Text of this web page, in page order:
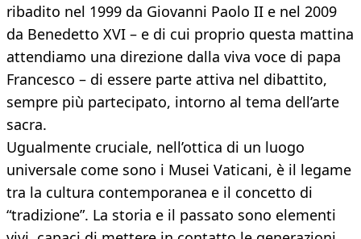
ribadito nel 1999 da Giovanni Paolo II e nel 2009
da Benedetto XVI – e di cui proprio questa mattina
attendiamo una direzione dalla viva voce di papa
Francesco – di essere parte attiva nel dibattito,
sempre più partecipato, intorno al tema dell’arte
sacra.
Ugualmente cruciale, nell’ottica di un luogo
universale come sono i Musei Vaticani, è il legame
tra la cultura contemporanea e il concetto di
“tradizione”. La storia e il passato sono elementi